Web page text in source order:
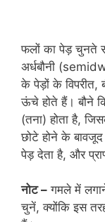
फलों का पेड़ चुनते
अर्धबौनी
के पेड़ों के
ऊंचे होते हैं। बौने
(तना) होता है,
छोटे होने के
पेड़ देता है, और
नोट – गमले में
चुनें, क्योंकि इस